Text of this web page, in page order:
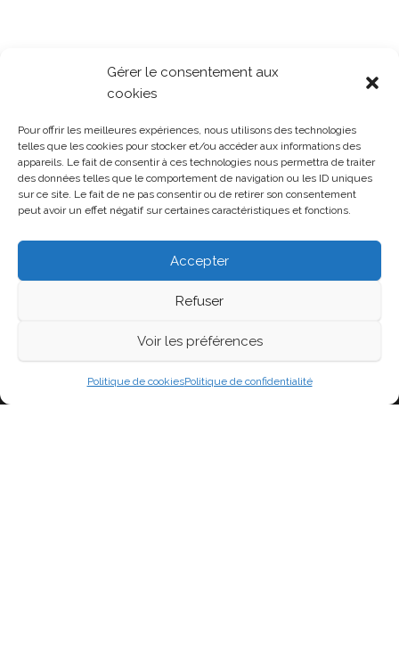
Gérer le consentement aux
cookies
Pour offrir les meilleures expériences, nous utilisons des technologies
telles que les cookies pour stocker et/ou accéder aux informations des
appareils. Le fait de consentir à ces technologies nous permettra de traiter
des données telles que le comportement de navigation ou les ID uniques
sur ce site. Le fait de ne pas consentir ou de retirer son consentement
peut avoir un effet négatif sur certaines caractéristiques et fonctions.
Accepter
Refuser
Voir les préférences
Politique de cookiesPolitique de confidentialité
Politique de confidentialité
Politique de cookies (UE)
Soutenir la page
Fièrement propulsé parWordPress
Blog